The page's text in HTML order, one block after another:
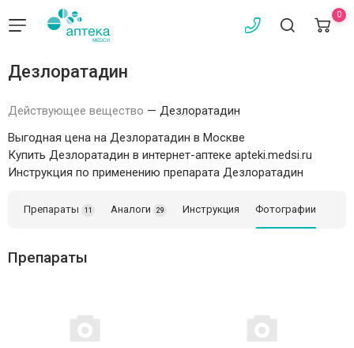
0
Дезлоратадин
Действующее вещество — Дезлоратадин
Выгодная цена на Дезлоратадин в Москве
Купить Дезлоратадин в интернет-аптеке apteki.medsi.ru
Инструкция по применению препарата Дезлоратадин
Препараты 11 Аналоги 29 Инструкция Фотографии
Препараты